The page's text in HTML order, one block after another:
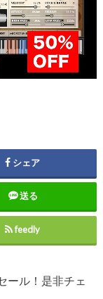
シェア
送る
feedly
ール！是非チェ